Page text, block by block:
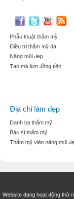
Phẫu thuật thẩm mỹ
Điều trị thẩm mỹ da
Nâng mũi đẹp
Tạo mà lúm đồng tiền
Địa chỉ làm đẹp
Danh bạ thẩm mỹ
Bác sĩ thẩm mỹ
Thẩm mỹ viện nâng mũi
Website đang hoạt động thử